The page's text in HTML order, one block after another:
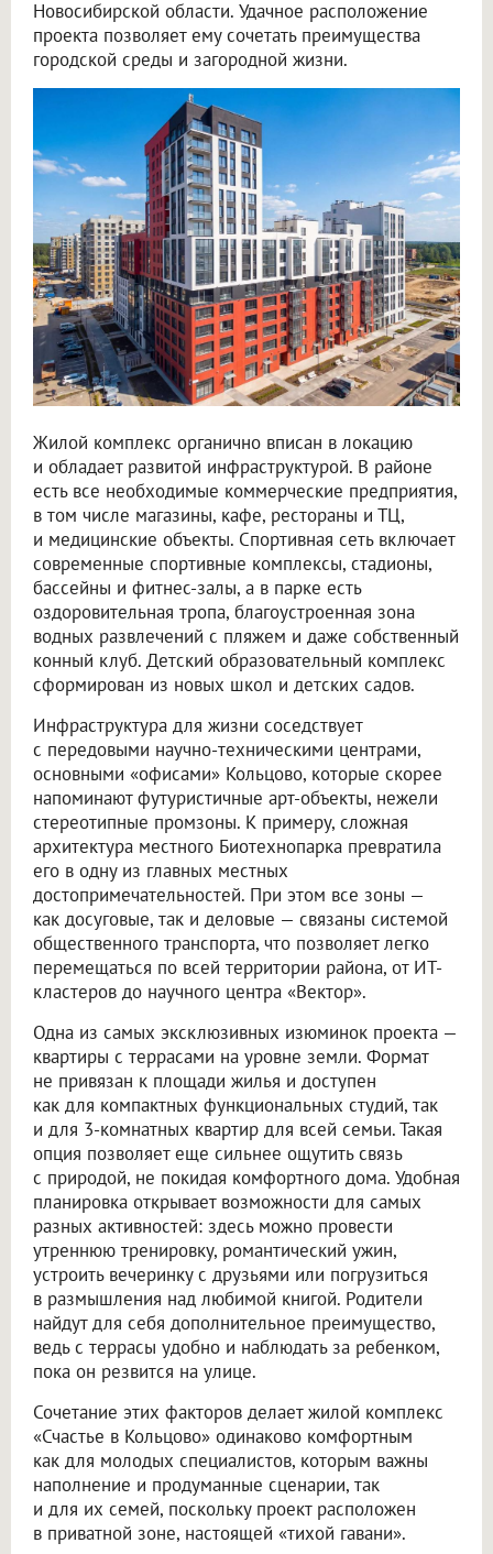
Новосибирской области. Удачное расположение
проекта позволяет ему сочетать преимущества
городской среды и загородной жизни.
Жилой комплекс органично вписан в локацию
и обладает развитой инфраструктурой. В районе
есть все необходимые коммерческие предприятия,
в том числе магазины, кафе, рестораны и ТЦ,
и медицинские объекты. Спортивная сеть включает
современные спортивные комплексы, стадионы,
бассейны и фитнес-залы, а в парке есть
оздоровительная тропа, благоустроенная зона
водных развлечений с пляжем и даже собственный
конный клуб. Детский образовательный комплекс
сформирован из новых школ и детских садов.
Инфраструктура для жизни соседствует
с передовыми научно-техническими центрами,
основными «офисами» Кольцово, которые скорее
напоминают футуристичные арт-объекты, нежели
стереотипные промзоны. К примеру, сложная
архитектура местного Биотехнопарка превратила
его в одну из главных местных
достопримечательностей. При этом все зоны —
как досуговые, так и деловые — связаны системой
общественного транспорта, что позволяет легко
перемещаться по всей территории района, от ИТ-
кластеров до научного центра «Вектор».
Одна из самых эксклюзивных изюминок проекта —
квартиры с террасами на уровне земли. Формат
не привязан к площади жилья и доступен
как для компактных функциональных студий, так
и для 3-комнатных квартир для всей семьи. Такая
опция позволяет еще сильнее ощутить связь
с природой, не покидая комфортного дома. Удобная
планировка открывает возможности для самых
разных активностей: здесь можно провести
утреннюю тренировку, романтический ужин,
устроить вечеринку с друзьями или погрузиться
в размышления над любимой книгой. Родители
найдут для себя дополнительное преимущество,
ведь с террасы удобно и наблюдать за ребенком,
пока он резвится на улице.
Сочетание этих факторов делает жилой комплекс
«Счастье в Кольцово» одинаково комфортным
как для молодых специалистов, которым важны
наполнение и продуманные сценарии, так
и для их семей, поскольку проект расположен
в приватной зоне, настоящей «тихой гавани».